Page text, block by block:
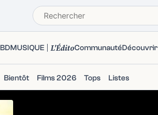
BDMUSIQUE L'ÉditoCommunautéDécouvrir
Bientôt Films 2026 Tops Listes